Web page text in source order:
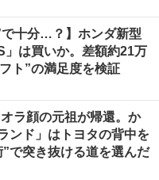
で十分…？】ホンダ新型
」は買いか。差額約21万
ト”の満足度を検証
オラ顔の元祖が帰還。か
ンド」はトヨタの背中を
で突き抜ける道を選んだ